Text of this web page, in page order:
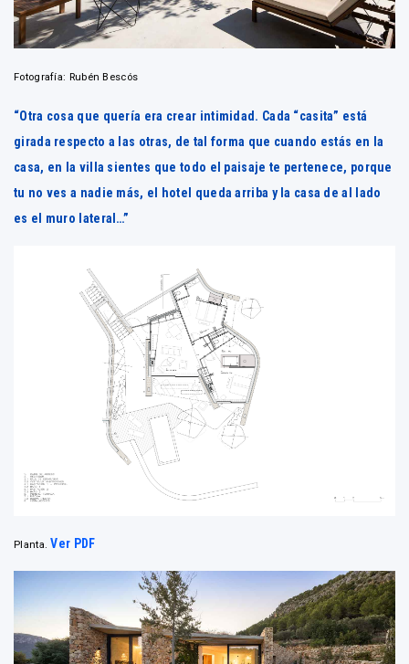
Fotografía: Rubén Bescós
“Otra cosa que quería era crear intimidad. Cada “casita” está
girada respecto a las otras, de tal forma que cuando estás en la
casa, en la villa sientes que todo el paisaje te pertenece, porque
tu no ves a nadie más, el hotel queda arriba y la casa de al lado
es el muro lateral…”
Planta.Ver PDF